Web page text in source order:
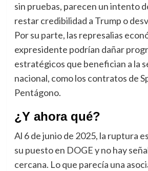
sin pruebas, parecen un intento
restar credibilidad a Trump o
Por su parte, las represalias
expresidente podrían dañar
estratégicos que benefician a la
nacional, como los contratos de
Pentágono.
¿Y ahora qué?
Al 6 de junio de 2025, la ruptura
su puesto en DOGE y no hay
cercana. Lo que parecía una